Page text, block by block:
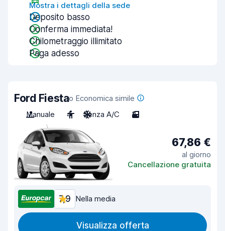
Mostra i dettagli della sede
Deposito basso
Conferma immediata!
Chilometraggio illimitato
Paga adesso
Ford Fiestao Economica simile
Manuale
4 Senza A/C 3
67,86 €
al giorno
Cancellazione gratuita
7,9 Nella media
Visualizza offerta